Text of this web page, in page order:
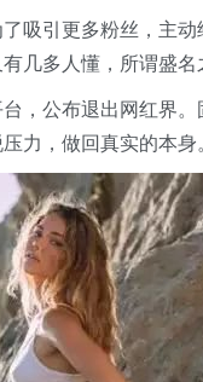
吸引更多粉丝，主
几多人懂，所谓盛名
，公布退出网红界
力，做回真实的本身